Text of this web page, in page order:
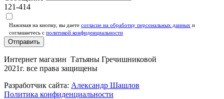
121-414
Нажимая на кнопку, вы даете согласие на обработку персональных данных и
соглашаетесь c политикой конфиденциальности
Отправить
Интернет магазин Татьяны Гречишниковой
2021г. все права защищены
Разработчик сайта: Александр Шашлов
Политика конфиденциальности